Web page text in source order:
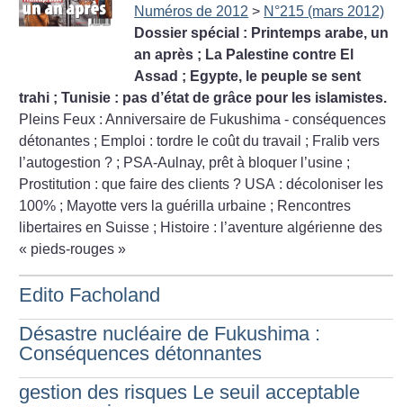
Numéros de 2012 > N°215 (mars 2012)
Dossier spécial : Printemps arabe, un
an après ; La Palestine contre El
Assad ; Egypte, le peuple se sent
trahi ; Tunisie : pas d’état de grâce pour les islamistes.
Pleins Feux : Anniversaire de Fukushima - conséquences
détonantes ; Emploi : tordre le coût du travail ; Fralib vers
l’autogestion ? ; PSA-Aulnay, prêt à bloquer l’usine ;
Prostitution : que faire des clients ? USA : décoloniser les
100% ; Mayotte vers la guérilla urbaine ; Rencontres
libertaires en Suisse ; Histoire : l’aventure algérienne des
« pieds-rouges »
Edito Facholand
Désastre nucléaire de Fukushima :
Conséquences détonnantes
gestion des risques Le seuil acceptable